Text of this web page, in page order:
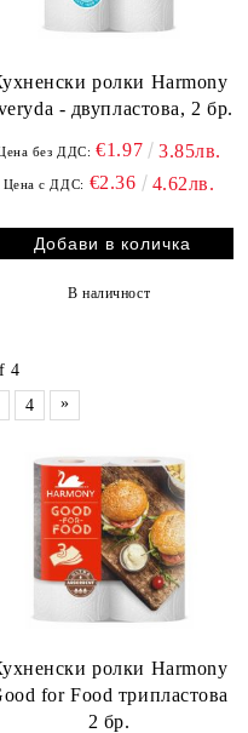
ролки Harmony
- двупластова, 2 бр.
без ДДС: €1.97 3.85лв.
Цена с ДДС: €2.36 4.62лв.
В наличност
4
4 »
ролки Harmony
for Food трипластова
2 бр.